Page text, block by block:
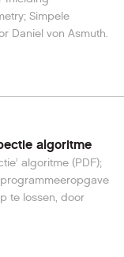
Simpele
Daniel von Asmuth.
algoritme
algoritme (PDF);
te lossen, door